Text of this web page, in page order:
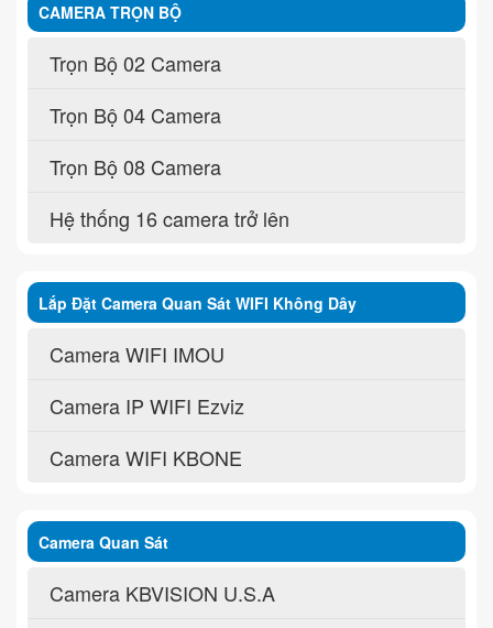
CAMERA TRỌN BỘ
Trọn Bộ 02 Camera
Trọn Bộ 04 Camera
Trọn Bộ 08 Camera
Hệ thống 16 camera trở lên
Lắp Đặt Camera Quan Sát WIFI Không Dây
Camera WIFI IMOU
Camera IP WIFI Ezviz
Camera WIFI KBONE
Camera Quan Sát
Camera KBVISION U.S.A